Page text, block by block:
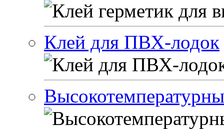
Клей для ПВХ-лодок